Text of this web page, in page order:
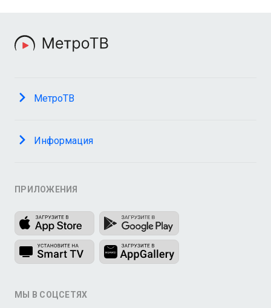
МетроТВ
Информация
ПРИЛОЖЕНИЯ
МЫ В СОЦСЕТЯХ